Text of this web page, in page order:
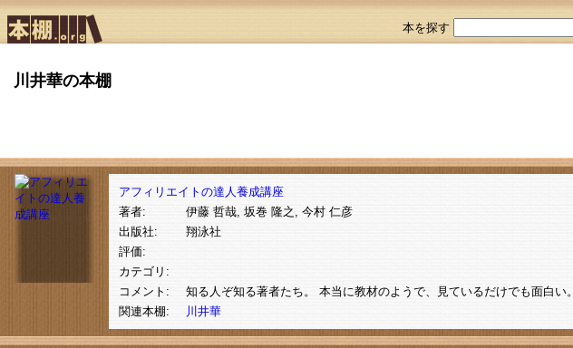
本を探す
川井華の本棚
アフィリエイトの達人養成講座
著者:
伊藤 哲哉, 坂巻 隆之, 今村 仁彦
出版社:
翔泳社
評価:
カテゴリ:
コメント:
知る人ぞ知る著者たち。 本当に教材のようで、見ているだけでも面白い。
関連本棚:
川井華